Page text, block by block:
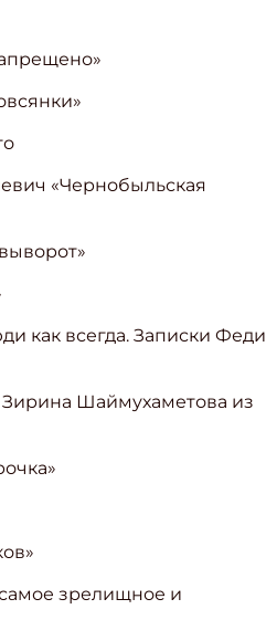
«Чернобыльская
как всегда. Записки Феди
Шаймухаметова из
зрелищное и